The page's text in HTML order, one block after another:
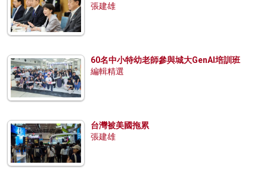
張建雄
60名中小特幼老師參與城大GenAI培訓班
編輯精選
台灣被美國拖累
張建雄